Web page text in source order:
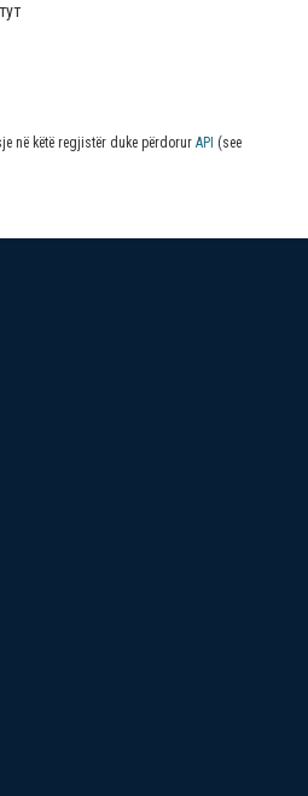
në këtë regjistër duke përdorur API (see